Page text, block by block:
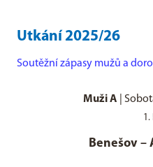
Utkání 2025/26
Soutěžní zápasy mužů a
Muži A
1.
Benešov–